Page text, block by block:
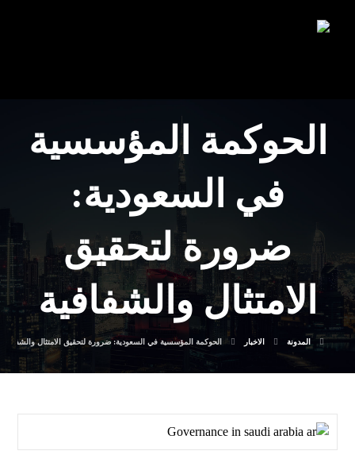
الحوكمة المؤسسية
في السعودية:
ضرورة لتحقيق
الامتثال والشفافية
المدونة الاخبار الحوكمة المؤسسية في السعودية: ضرورة لتحقيق الامتثال والشفافية